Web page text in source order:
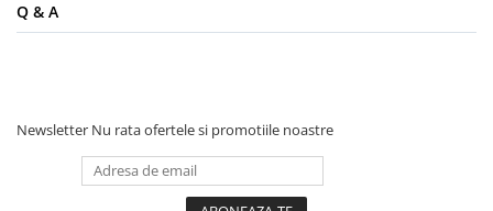
Q & A
Newsletter Nu rata ofertele si promotiile noastre